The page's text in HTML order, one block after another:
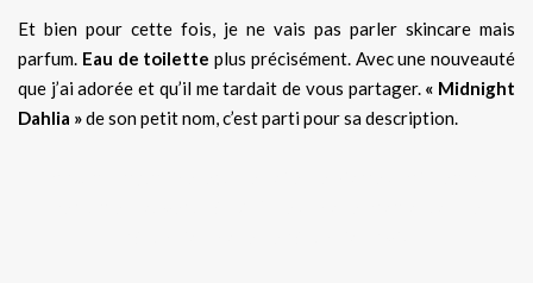
Et bien pour cette fois, je ne vais pas parler skincare mais
parfum. Eau de toilette plus précisément. Avec une nouveauté
que j’ai adorée et qu’il me tardait de vous partager. « Midnight
Dahlia »de son petit nom, c’est parti pour sa description.